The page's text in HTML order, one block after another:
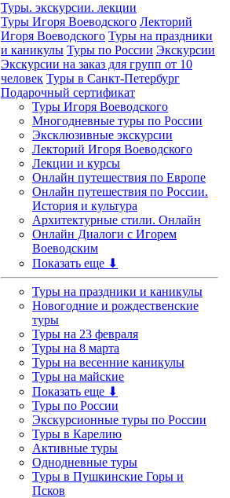
Туры. экскурсии. лекции
Туры Игоря Воеводского Лекторий
Игоря Воеводского Туры на праздники
и каникулы Туры по России Экскурсии
Экскурсии на заказ для групп от 10
человек Туры в Санкт-Петербург
Подарочный сертификат
Туры Игоря Воеводского
Многодневные туры по России
Эксклюзивные экскурсии
Лекторий Игоря Воеводского
Лекции и курсы
Онлайн путешествия по Европе
Онлайн путешествия по России.
История и культура
Архитектурные стили. Онлайн
Онлайн Диалоги с Игорем
Воеводским
Показать еще ⬇
Туры на праздники и каникулы
Новогодние и рождественские
туры
Туры на 23 февраля
Туры на 8 марта
Туры на весенние каникулы
Туры на майские
Показать еще ⬇
Туры по России
Экскурсионные туры по России
Туры в Карелию
Активные туры
Однодневные туры
Туры в Пушкинские Горы и
Псков